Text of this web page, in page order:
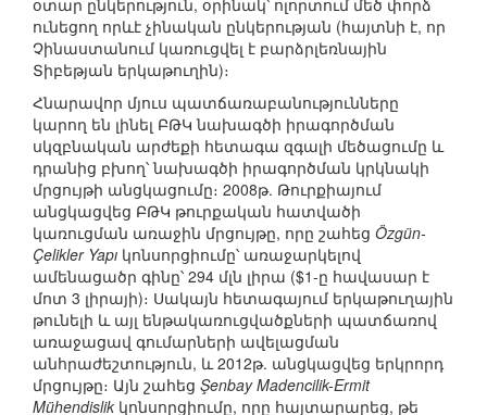
օտար ընկերություն, օրինակ՝ ոլորտում մեծ փորձ
ունեցող որևէ չինական ընկերության (հայտնի է, որ
Չինաստանում կառուցվել է բարձրլեռնային
Տիբեթյան երկաթուղին)։
Հնարավոր մյուս պատճառաբանությունները
կարող են լինել ԲԹԿ նախագծի իրագործման
սկզբնական արժեքի հետագա զգալի մեծացումը և
դրանից բխող՝ նախագծի իրագործման կրկնակի
մրցույթի անցկացումը։ 2008թ. Թուրքիայում
անցկացվեց ԲԹԿ թուրքական հատվածի
կառուցման առաջին մրցույթը, որը շահեց Özgün-
Çelikler Yapı կոնսորցիումը՝ առաջարկելով
ամենացածր գինը՝ 294 մլն լիրա ($1-ը հավասար է
մոտ 3 լիրայի)։ Սակայն հետագայում երկաթուղային
թունելի և այլ ենթակառուցվածքների պատճառով
առաջացավ գումարների ավելացման
անհրաժեշտություն, և 2012թ. անցկացվեց երկրորդ
մրցույթը։ Այն շահեց Şenbay Madencilik-Ermit
Mühendislik կոնսորցիումը, որը հայտարարեց, թե